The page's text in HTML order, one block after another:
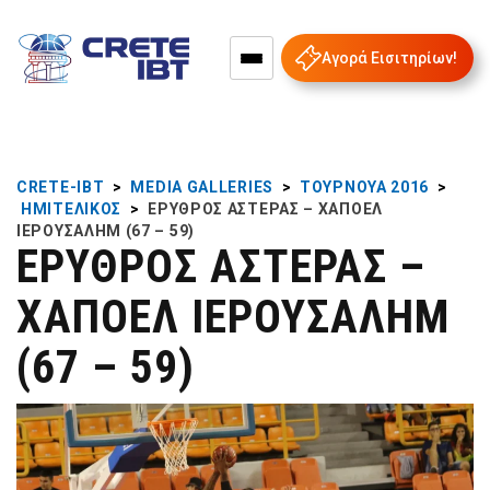
Αγορά Εισιτηρίων!
CRETE-IBT > MEDIA GALLERIES > ΤΟΥΡΝΟΥΆ 2016
>
ΗΜΙΤΕΛΙΚΌΣ
>
ΕΡΥΘΡΌΣ ΑΣΤΈΡΑΣ – ΧΆΠΟΕΛ
ΙΕΡΟΥΣΑΛΉΜ (67 – 59)
ΕΡΥΘΡΌΣ ΑΣΤΈΡΑΣ –
ΧΆΠΟΕΛ ΙΕΡΟΥΣΑΛΉΜ
(67 – 59)